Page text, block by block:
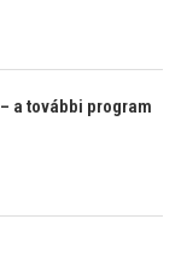
a további program